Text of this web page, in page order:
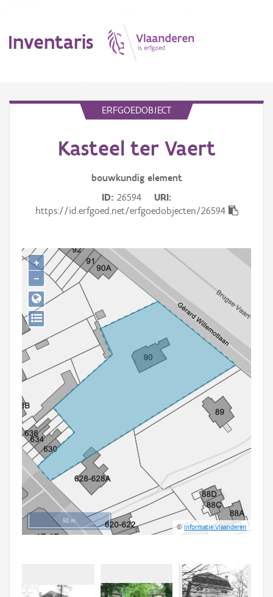
Inventaris
Gebeurtenis
Persoon of collectief
Downloads
Hergebruik
Aanmelden
ERFGOEDOBJECT
Kasteel ter Vaert
bouwkundig element
ID 26594
URI
https://id.erfgoed.net/erfgoedobjecten/26594
50 m
©Informatie Vlaanderen
+
−